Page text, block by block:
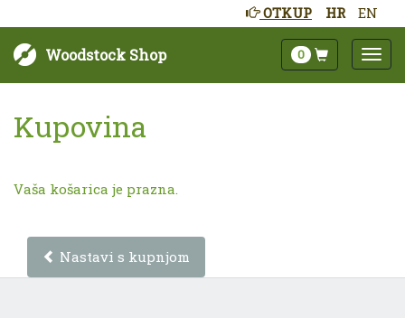
HR EN
OTKUP
Woodstock Shop 0
Kupovina
Vaša košarica je prazna.
Nastavi s kupnjom